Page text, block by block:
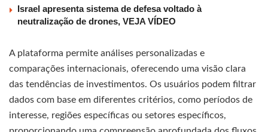
Israel apresenta sistema de defesa voltado à
neutralização de drones, VEJA VÍDEO
A plataforma permite análises personalizadas e
comparações internacionais, oferecendo uma visão clara
das tendências de investimentos. Os usuários podem filtrar
dados com base em diferentes critérios, como períodos de
interesse, regiões específicas ou setores específicos,